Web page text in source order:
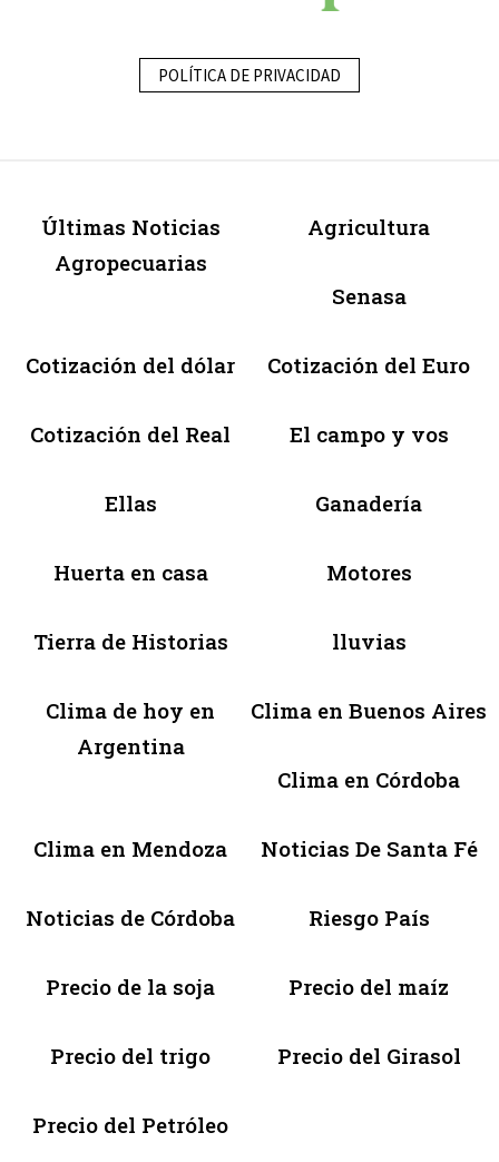
POLÍTICA DE PRIVACIDAD
Últimas Noticias
Agropecuarias
Agricultura
Senasa
Cotización del dólar Cotización del Euro
Cotización del Real El campo y vos
Ellas Ganadería
Huerta en casa Motores
Tierra de Historias lluvias
Clima de hoy en
Argentina
Clima en Buenos Aires
Clima en Córdoba
Clima en Mendoza Noticias De Santa Fé
Noticias de Córdoba Riesgo País
Precio de la soja Precio del maíz
Precio del trigo Precio del Girasol
Precio del Petróleo